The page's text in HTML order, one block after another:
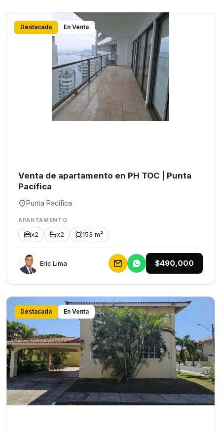
Destacada En Venta
Venta de apartamento en PH TOC | Punta
Pacífica
Punta Pacifica
APARTAMENTO
x2 x2 153 m²
Eric Lima $490,000
Destacada En Venta